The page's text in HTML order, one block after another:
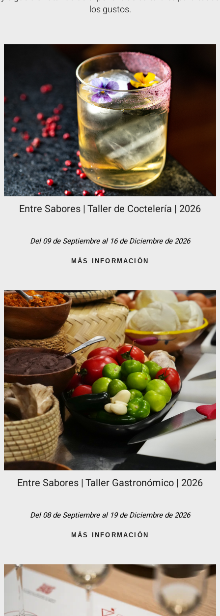
los gustos.
Entre Sabores | Taller de Coctelería | 2026
Del 09 de Septiembre al 16 de Diciembre de 2026
MÁS INFORMACIÓN
Entre Sabores | Taller Gastronómico | 2026
Del 08 de Septiembre al 19 de Diciembre de 2026
MÁS INFORMACIÓN